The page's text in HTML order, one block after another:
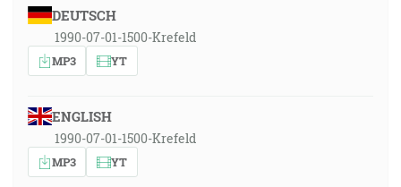
DEUTSCH
1990-07-01-1500-Krefeld
MP3 YT
ENGLISH
1990-07-01-1500-Krefeld
MP3 YT